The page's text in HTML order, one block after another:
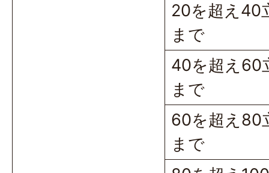
20を超え40
まで
40を超え60
まで
60を超え80
まで